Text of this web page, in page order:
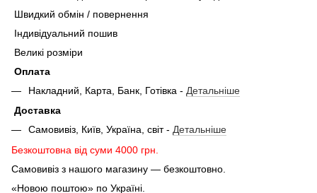
Швидкий обмін / повернення
Індивідуальний пошив
Великі розміри
Оплата
Накладний, Карта, Банк, Готівка - Детальніше
Доставка
Самовивіз, Київ, Україна, світ - Детальніше
Безкоштовна від суми 4000 грн.
Самовивіз з нашого магазину — безкоштовно.
«Новою поштою» по Україні.